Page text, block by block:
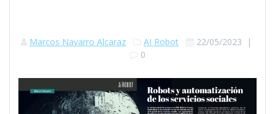
Marcos Navarro Alcaraz AI Robot 22/05/2023 |
0